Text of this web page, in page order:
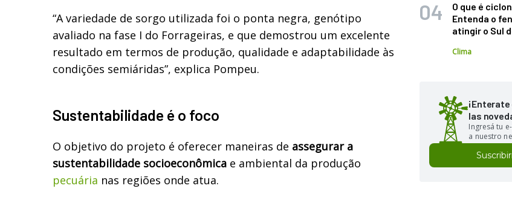
“A variedade de sorgo utilizada foi o ponta negra, genótipo
avaliado na fase I do Forrageiras, e que demostrou um excelente
resultado em termos de produção, qualidade e adaptabilidade às
condições semiáridas”, explica Pompeu.
Sustentabilidade é o foco
O objetivo do projeto é oferecer maneiras de assegurar a
sustentabilidade socioeconômica e ambiental da produção
pecuária nas regiões onde atua.
O que é
Entenda o
atingir o Sul
Clima
las
Ingresá tu
a nuestro